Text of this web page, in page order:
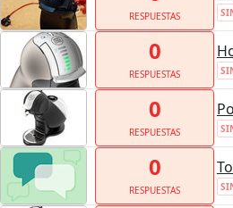
RESPUESTAS
0
RESPUESTAS
0
RESPUESTAS
0
RESPUESTAS